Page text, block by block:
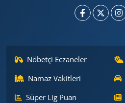
Nöbetçi Eczaneler
Namaz Vakitleri
Süper Lig Puan